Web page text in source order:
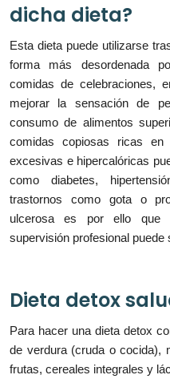
dicha dieta?
Esta dieta puede utilizarse
forma más desordenada
comidas de celebraciones,
mejorar la sensación de
consumo de alimentos
comidas copiosas ricas
excesivas e hipercalóricas
como diabetes,
trastornos como gota o
ulcerosa es por ello que
supervisión profesional puede
Dieta detox
Para hacer una dieta detox
de verdura (cruda o cocida),
frutas, cereales integrales y